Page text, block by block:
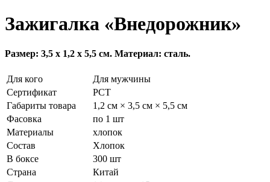
Зажигалка «Внедорожник»
Размер: 3,5 х 1,2 х 5,5 см. Материал: сталь.
Для кого
Для мужчины
Сертификат
РСТ
Габариты товара
1,2 см × 3,5 см × 5,5 см
Фасовка
по 1 шт
Материалы
хлопок
Состав
Хлопок
В боксе
300 шт
Страна
Китай